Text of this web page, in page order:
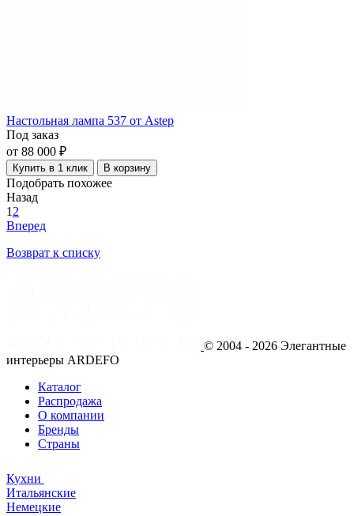
Настольная лампа 537 от Astep
Под заказ
от 88 000 ₽
Купить в 1 клик В корзину
Подобрать похожее
Назад
1 2
Вперед
Возврат к списку
© 2004 - 2026 Элегантные
интерьеры ARDEFO
Каталог
Распродажа
О компании
Бренды
Страны
Кухни
Итальянские
Немецкие